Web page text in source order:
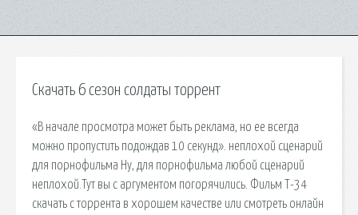
Скачать 6 сезон солдаты торрент
«В начале просмотра может быть реклама, но ее всегда
можно пропустить подождав 10 секунд». неплохой сценарий
для порнофильма Ну, для порнофильма любой сценарий
неплохой.Тут вы с аргументом погорячились. Фильм Т-34
скачать с торрента в хорошем качестве или смотреть онлайн